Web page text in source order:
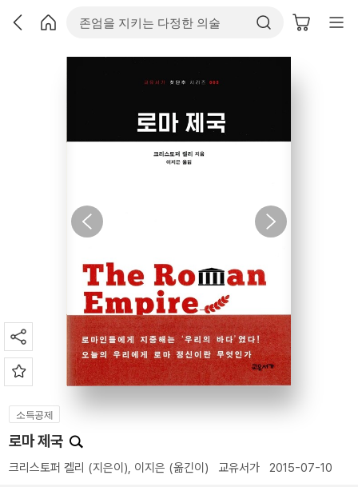
소득공제
로마 제국
크리스토퍼 켈리 (지은이), 이지은 (옮긴이) 교유서가 2015-07-10